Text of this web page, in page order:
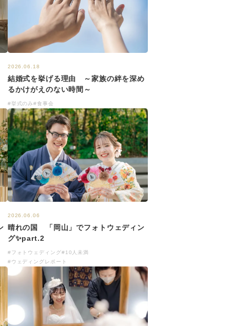
2026.06.18
結婚式を挙げる理由 ～家族の絆を深め
るかけがえのない時間～
#挙式のみ#食事会
2026.06.06
晴れの国 「岡山」でフォトウェディン
グ✨part.2
#フォトウェディング#10人未満
#ウェディングレポート